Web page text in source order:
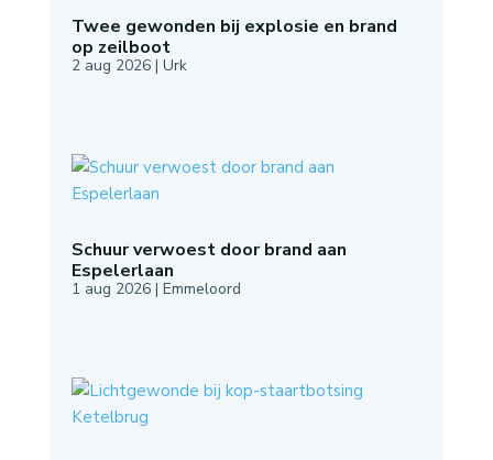
Twee gewonden bij explosie en brand
op zeilboot
2 aug 2026| Urk
Schuur verwoest door brand aan
Espelerlaan
1 aug 2026| Emmeloord